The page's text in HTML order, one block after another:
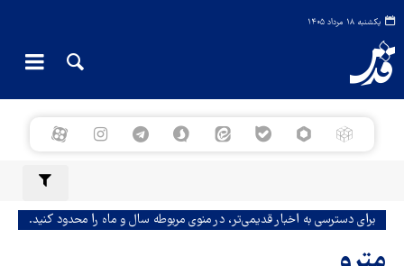
یکشنبه ۱۸ مرداد ۱۴۰۵
برای دسترسی به اخبار قدیمی‌تر، در منوی مربوطه سال و ماه را محدود کنید.